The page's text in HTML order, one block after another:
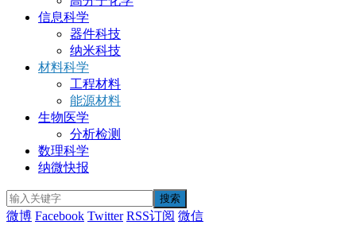
信息科学
器件科技
纳米科技
材料科学
工程材料
能源材料
生物医学
分析检测
数理科学
纳微快报
微博 Facebook Twitter RSS订阅 微信